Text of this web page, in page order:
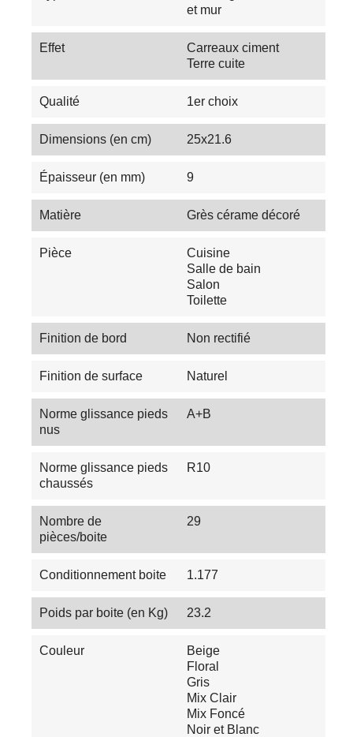
et mur
Effet
Carreaux ciment
Terre cuite
Qualité 1er choix
Dimensions (en cm) 25x21.6
Épaisseur (en mm) 9
Matière Grès cérame décoré
Pièce
Cuisine
Salle de bain
Salon
Toilette
Finition de bord Non rectifié
Finition de surface Naturel
Norme glissance pieds
nus
A+B
Norme glissance pieds
chaussés
R10
Nombre de
pièces/boite
29
Conditionnement boite 1.177
Poids par boite (en Kg) 23.2
Couleur
Beige
Floral
Gris
Mix Clair
Mix Foncé
Noir et Blanc